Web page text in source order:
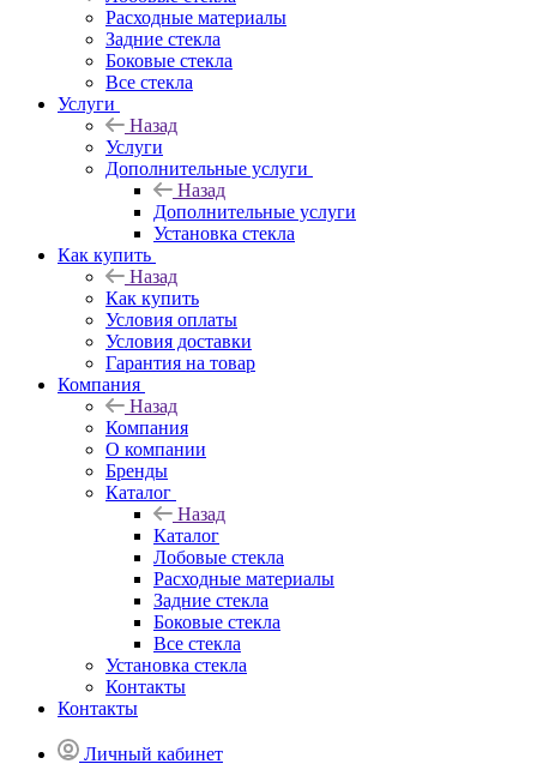
Расходные материалы
Задние стекла
Боковые стекла
Все стекла
Услуги
Назад
Услуги
Дополнительные услуги
Назад
Дополнительные услуги
Установка стекла
Как купить
Назад
Как купить
Условия оплаты
Условия доставки
Гарантия на товар
Компания
Назад
Компания
О компании
Бренды
Каталог
Назад
Каталог
Лобовые стекла
Расходные материалы
Задние стекла
Боковые стекла
Все стекла
Установка стекла
Контакты
Контакты
Личный кабинет